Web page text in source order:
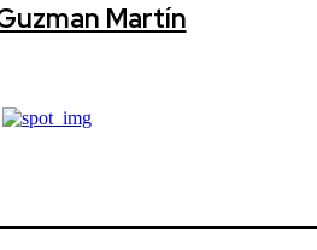
Martín